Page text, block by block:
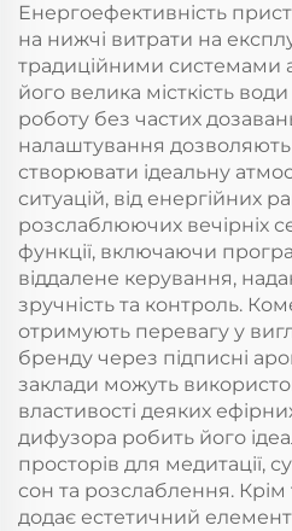
Енергоефективність
на нижчі витрати на
традиційними системами
його велика місткість
роботу без частих
налаштування
створювати ідеальну
ситуацій, від енергійних
розслаблюючих вечірніх
функції, включаючи
віддалене керування,
зручність та контроль.
отримують перевагу у
бренду через підписні
заклади можуть
властивості деяких
дифузора робить його
просторів для
сон та розслаблення.
додає естетичний елемент